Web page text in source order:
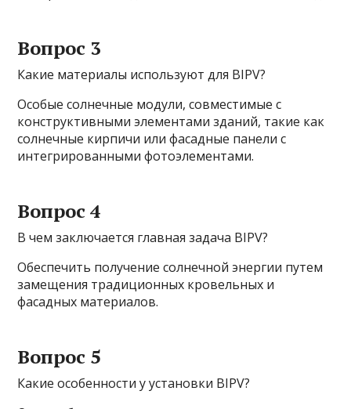
Вопрос 3
Какие материалы используют для BIPV?
Особые солнечные модули, совместимые с
конструктивными элементами зданий, такие как
солнечные кирпичи или фасадные панели с
интегрированными фотоэлементами.
Вопрос 4
В чем заключается главная задача BIPV?
Обеспечить получение солнечной энергии путем
замещения традиционных кровельных и
фасадных материалов.
Вопрос 5
Какие особенности у установки BIPV?